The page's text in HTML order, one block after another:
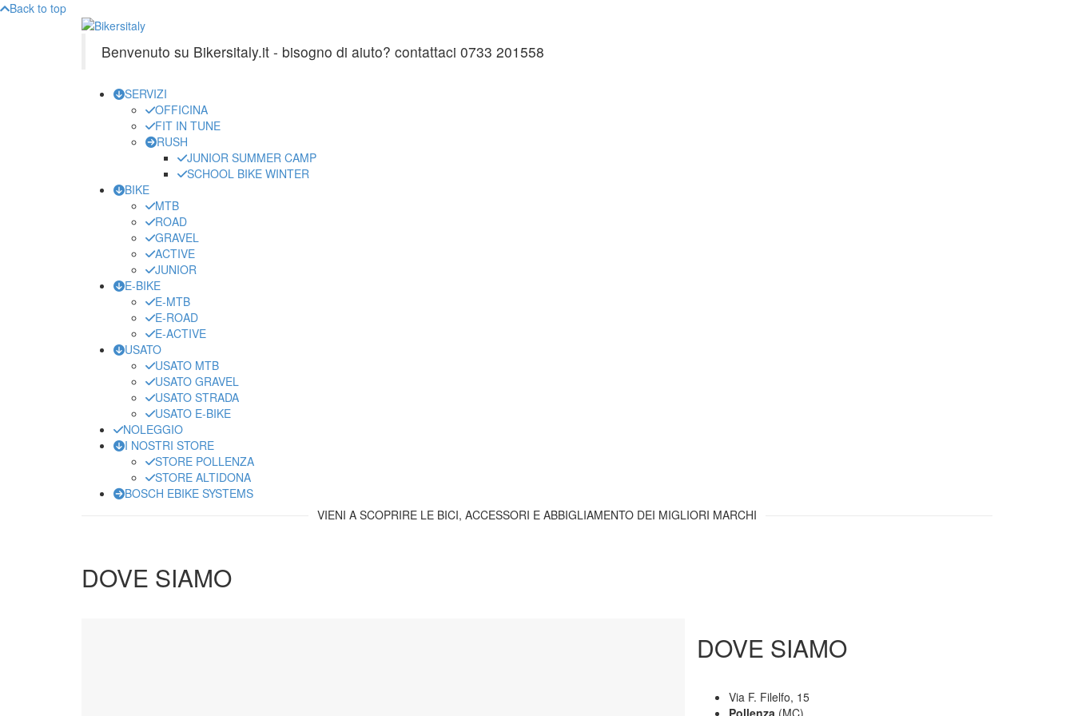
Back to top
Benvenuto su Bikersitaly.it - bisogno di aiuto? contattaci 0733 201558
SERVIZI
OFFICINA
FIT IN TUNE
RUSH
JUNIOR SUMMER CAMP
SCHOOL BIKE WINTER
BIKE
MTB
ROAD
GRAVEL
ACTIVE
JUNIOR
E-BIKE
E-MTB
E-ROAD
E-ACTIVE
USATO
USATO MTB
USATO GRAVEL
USATO STRADA
USATO E-BIKE
NOLEGGIO
I NOSTRI STORE
STORE POLLENZA
STORE ALTIDONA
BOSCH EBIKE SYSTEMS
VIENI A SCOPRIRE LE BICI, ACCESSORI E ABBIGLIAMENTO DEI MIGLIORI MARCHI
DOVE SIAMO
DOVE SIAMO
Via F. Filelfo, 15